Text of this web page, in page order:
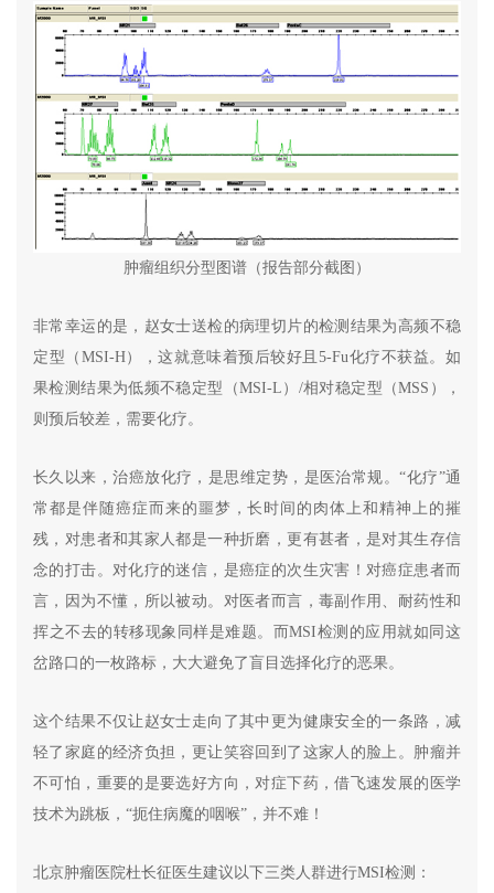
肿瘤组织分型图谱（报告部分截图）
非常幸运的是，赵女士送检的病理切片的检测结果为高频不稳
定型（MSI-H），这就意味着预后较好且5-Fu化疗不获益。如
果检测结果为低频不稳定型（MSI-L）/相对稳定型（MSS），
则预后较差，需要化疗。
长久以来，治癌放化疗，是思维定势，是医治常规。“化疗”通
常都是伴随癌症而来的噩梦，长时间的肉体上和精神上的摧
残，对患者和其家人都是一种折磨，更有甚者，是对其生存信
念的打击。对化疗的迷信，是癌症的次生灾害！对癌症患者而
言，因为不懂，所以被动。对医者而言，毒副作用、耐药性和
挥之不去的转移现象同样是难题。而MSI检测的应用就如同这
岔路口的一枚路标，大大避免了盲目选择化疗的恶果。
这个结果不仅让赵女士走向了其中更为健康安全的一条路，减
轻了家庭的经济负担，更让笑容回到了这家人的脸上。肿瘤并
不可怕，重要的是要选好方向，对症下药，借飞速发展的医学
技术为跳板，“扼住病魔的咽喉”，并不难！
北京肿瘤医院杜长征医生建议以下三类人群进行MSI检测：